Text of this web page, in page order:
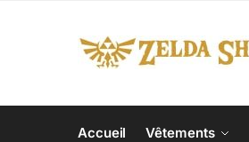
Accueil Vêtements